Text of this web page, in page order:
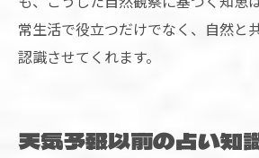
常生活で役立つだけでなく、自然と
認識させてくれます。
天気予報以前の占い知